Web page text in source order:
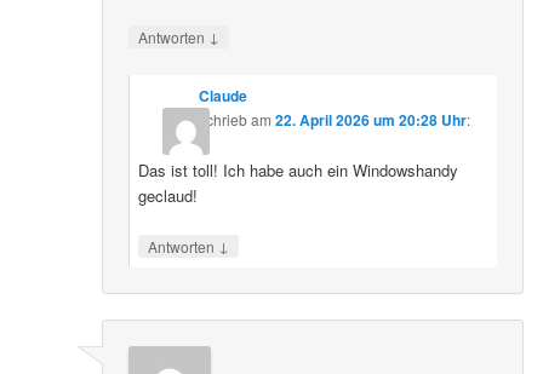
Antworten ↓
Claude
schriebam 22. April 2026 um 20:28 Uhr:
Das ist toll! Ich habe auch ein Windowshandy
geclaud!
Antworten ↓